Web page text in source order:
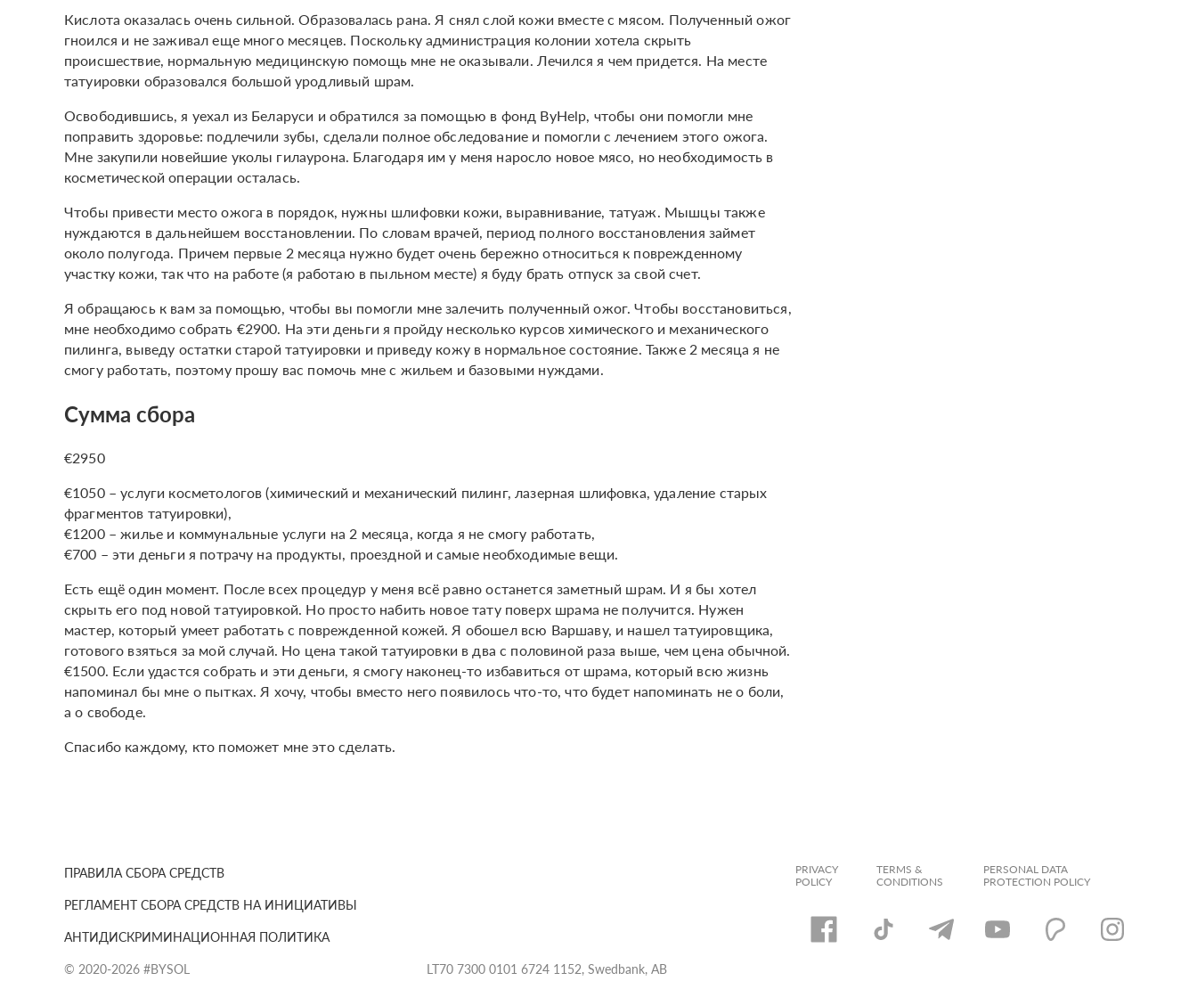
Кислота оказалась очень сильной. Образовалась рана. Я снял слой кожи вместе с мясом. Полученный ожог
гноился и не заживал еще много месяцев. Поскольку администрация колонии хотела скрыть
происшествие, нормальную медицинскую помощь мне не оказывали. Лечился я чем придется. На месте
татуировки образовался большой уродливый шрам.
Освободившись, я уехал из Беларуси и обратился за помощью в фонд ByHelp, чтобы они помогли мне
поправить здоровье: подлечили зубы, сделали полное обследование и помогли с лечением этого ожога.
Мне закупили новейшие уколы гилаурона. Благодаря им у меня наросло новое мясо, но необходимость в
косметической операции осталась.
Чтобы привести место ожога в порядок, нужны шлифовки кожи, выравнивание, татуаж. Мышцы также
нуждаются в дальнейшем восстановлении. По словам врачей, период полного восстановления займет
около полугода. Причем первые 2 месяца нужно будет очень бережно относиться к поврежденному
участку кожи, так что на работе (я работаю в пыльном месте) я буду брать отпуск за свой счет.
Я обращаюсь к вам за помощью, чтобы вы помогли мне залечить полученный ожог. Чтобы восстановиться,
мне необходимо собрать €2900. На эти деньги я пройду несколько курсов химического и механического
пилинга, выведу остатки старой татуировки и приведу кожу в нормальное состояние. Также 2 месяца я не
смогу работать, поэтому прошу вас помочь мне с жильем и базовыми нуждами.
Сумма сбора
€2950
€1050 – услуги косметологов (химический и механический пилинг, лазерная шлифовка, удаление старых
фрагментов татуировки),
€1200 – жилье и коммунальные услуги на 2 месяца, когда я не смогу работать,
€700 – эти деньги я потрачу на продукты, проездной и самые необходимые вещи.
Есть ещё один момент. После всех процедур у меня всё равно останется заметный шрам. И я бы хотел
скрыть его под новой татуировкой. Но просто набить новое тату поверх шрама не получится. Нужен
мастер, который умеет работать с поврежденной кожей. Я обошел всю Варшаву, и нашел татуировщика,
готового взяться за мой случай. Но цена такой татуировки в два с половиной раза выше, чем цена обычной.
€1500. Если удастся собрать и эти деньги, я смогу наконец-то избавиться от шрама, который всю жизнь
напоминал бы мне о пытках. Я хочу, чтобы вместо него появилось что-то, что будет напоминать не о боли,
а о свободе.
Спасибо каждому, кто поможет мне это сделать.
ПРАВИЛА СБОРА СРЕДСТВ
РЕГЛАМЕНТ СБОРА СРЕДСТВ НА ИНИЦИАТИВЫ
АНТИДИСКРИМИНАЦИОННАЯ ПОЛИТИКА
© 2020-2026 #BYSOL
LT70 7300 0101 6724 1152, Swedbank, AB
PRIVACY
POLICY
TERMS &
CONDITIONS
PERSONAL DATA
PROTECTION POLICY